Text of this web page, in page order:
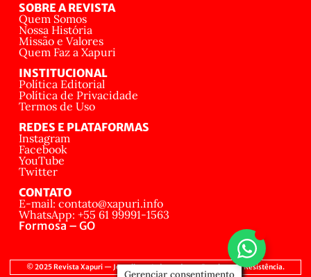
SOBRE A REVISTA
Quem Somos
Nossa História
Missão e Valores
Quem Faz a Xapuri
INSTITUCIONAL
Política Editorial
Política de Privacidade
Termos de Uso
REDES E PLATAFORMAS
Instagram
Facebook
YouTube
Twitter
CONTATO
E-mail: contato@xapuri.info
WhatsApp: +55 61 99991-1563
Formosa – GO
© 2025 Revista Xapuri — Jornalismo Independente, Popular e de Resistência.
Gerenciar consentimento